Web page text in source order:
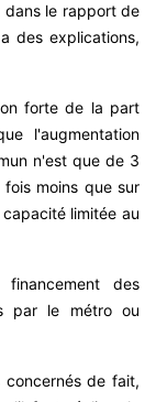
le rapport de
des explications,
forte de la part
l'augmentation
n'est que de 3
fois moins que sur
limitée au
des
par le métro ou
concernés de fait,